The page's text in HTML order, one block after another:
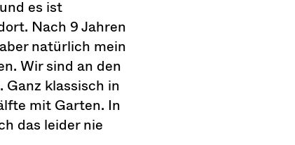
es ist
Nach 9 Jahren
natürlich mein
Wir sind an den
klassisch in
mit Garten. In
das leider nie